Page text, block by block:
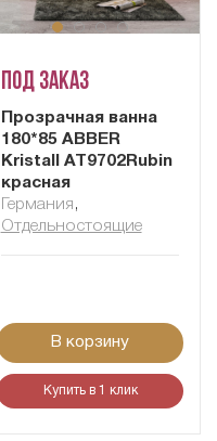
Под заказ
Прозрачная ванна
180*85 ABBER
Kristall AT9702Rubin
красная
Германия ,
Отдельностоящие
В корзину
Купить в 1 клик